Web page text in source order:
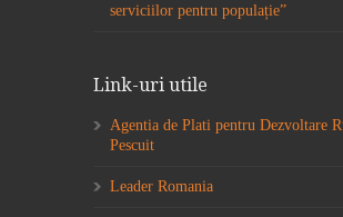
serviciilor pentru populație”
Link-uri utile
Agentia de Plati pentru Dezvoltare
Pescuit
Leader Romania